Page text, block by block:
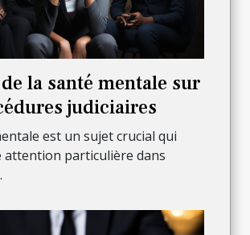
la santé mentale sur
judiciaires
est un sujet crucial qui
attention particulière dans